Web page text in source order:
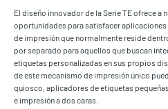
El diseño innovador de la Serie TE ofrece a
oportunidades para satisfacer
de impresión que normalmente reside
por separado para aquellos que buscan
etiquetas personalizadas en sus propios
de este mecanismo de impresión único
quiosco, aplicadores de etiquetas
e impresión a dos caras.